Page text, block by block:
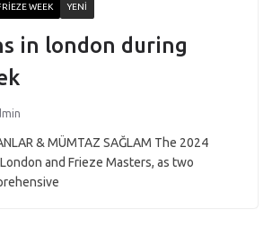
WEEK YENI
in london during
& MÜMTAZ SAĞLAM The 2024
and Frieze Masters, as two